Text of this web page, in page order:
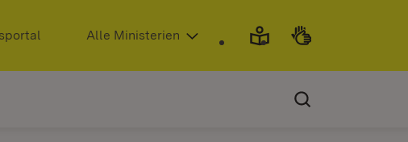
(Öffnet in neuem Fenster)
Alle Ministerien